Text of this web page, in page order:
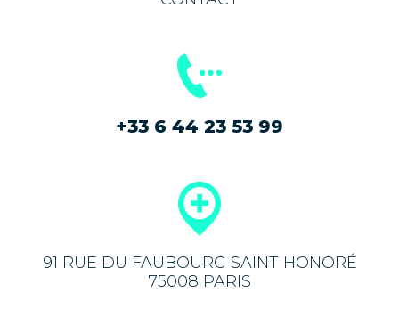
+33 6 44 23 53 99
91 RUE DU FAUBOURG SAINT HONORÉ
75008 PARIS